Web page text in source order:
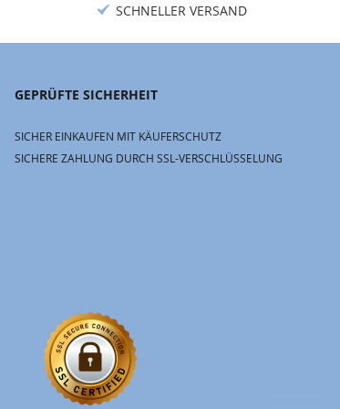
SCHNELLER VERSAND
GEPRÜFTE SICHERHEIT
SICHER EINKAUFEN MIT KÄUFERSCHUTZ
SICHERE ZAHLUNG DURCH SSL-VERSCHLÜSSELUNG